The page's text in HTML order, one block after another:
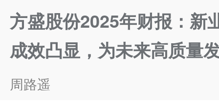
方盛股份2025年财报：新
成效凸显，为未来高质量
周路遥